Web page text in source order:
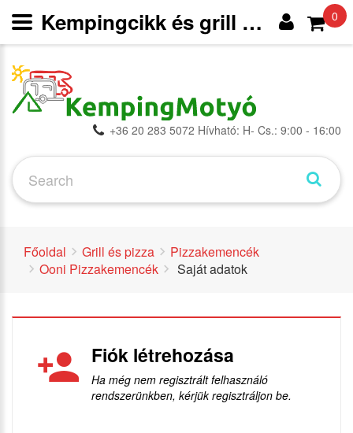
+36 20 283 5072 Hívható: H- Cs.: 9:00 - 16:00
0
Főoldal Grill és pizza
Pizzakemencék
Ooni Pizzakemencék
Saját adatok
Fiók létrehozása
Ha még nem regisztrált felhasználó
rendszerünkben, kérjük regisztráljon be.
Kempingcikk és grill webáruház